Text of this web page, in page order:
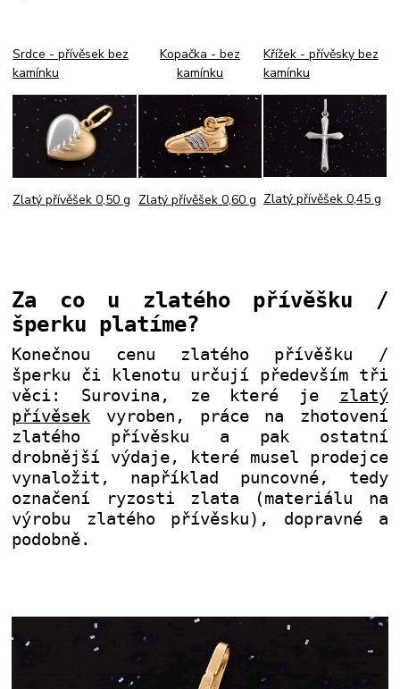
Srdce - přívěsek bez
kamínku
Zlatý přívěšek 0,50 g
Kopačka - bez
kamínku
Zlatý přívěšek 0,60 g
Křížek - přívěsky bez
kamínku
Zlatý přívěšek 0,45 g
Za co u zlatého přívěšku /
šperku platíme?
Konečnou cenu zlatého přívěšku /
šperku či klenotu určují především tři
věci: Surovina, ze které je
zlatý
přívěsek vyroben, práce na zhotovení
zlatého přívěsku a pak ostatní
drobnější výdaje, které musel prodejce
vynaložit, například puncovné, tedy
označení ryzosti zlata (materiálu na
výrobu zlatého přívěsku), dopravné a
podobně.